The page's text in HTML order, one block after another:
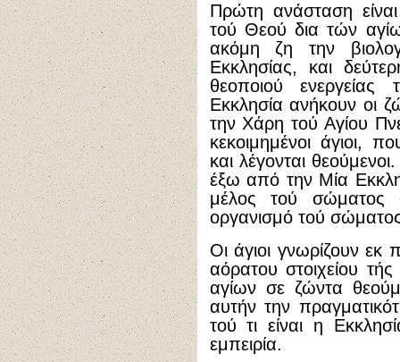
Πρώτη ανάσταση
τού Θεού δια τών
ακόμη ζη την
Εκκλησίας, και
θεοποιού
Εκκλησία ανήκουν οι
την Χάρη τού Αγίου
κεκοιμημένοι άγιοι,
και λέγονται
έξω από την Μία
μέλος τού
οργανισμό τού
Οι άγιοι γνωρίζουν εκ
αόρατου στοιχείου
αγίων σε ζώντα
αυτήν την
τού τι είναι η
εμπειρία.